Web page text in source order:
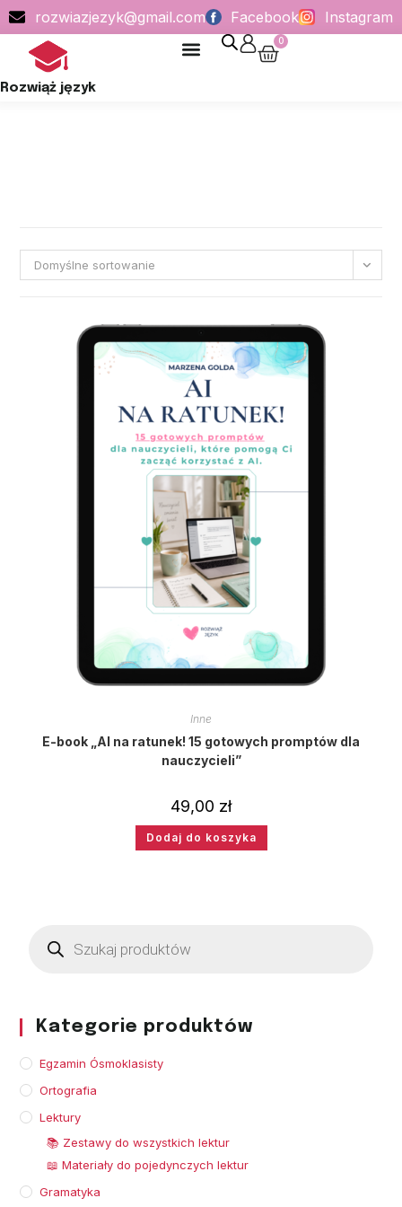
rozwiazjezyk@gmail.com Facebook Instagram
Rozwiąż język
0
Domyślne sortowanie
Inne
E-book „AI na ratunek! 15 gotowych promptów dla
nauczycieli”
49,00 zł
Dodaj do koszyka
Kategorie produktów
Egzamin Ósmoklasisty
Ortografia
Lektury
📚 Zestawy do wszystkich lektur
📖 Materiały do pojedynczych lektur
Gramatyka